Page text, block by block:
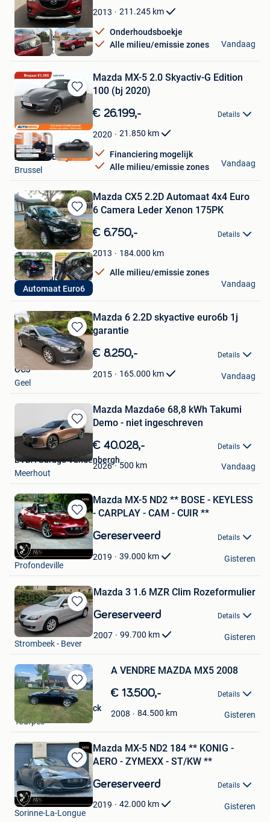
2013 211.245 km
Onderhoudsboekje
Alle milieu/emissie zones
Karim Cars bv
Herk-De-Stad
Vandaag
Bewaren
in
Favorieten
Mazda MX-5 2.0 Skyactiv-G Edition
100 (bj 2020)
€ 26.199,- Details
2020 21.850 km
Financiering mogelijk
Alle milieu/emissie zones
Autohero België
Brussel
Vandaag
Bewaren
in
Mijn
Favorieten
Automaat Euro6
Mazda CX5 2.2D Automaat 4x4 Euro
6 Camera Leder Xenon 175PK
€ 6.750,- Details
2013 184.000 km
Alle milieu/emissie zones
Unique Cars Official.
Duffel
Vandaag
Bewaren
in
Mijn
Favorieten
Mazda 6 2.2D skyactive euro6b 1j
garantie
€ 8.250,- Details
2015 165.000 km
OCJ
Geel
Vandaag
Bewaren
in
Favorieten
Mazda Mazda6e 68,8 kWh Takumi
Demo - niet ingeschreven
€ 40.028,- Details
2026 500 km
BVBA Garage Vandenbergh
Meerhout
Vandaag
Bewaren
in
Mijn
Favorieten
Mazda MX-5 ND2 ** BOSE - KEYLESS
- CARPLAY - CAM - CUIR **
Gereserveerd Details
2019 39.000 km
JWS Automotive
Profondeville
Gisteren
Bewaren
in
Favorieten
Mazda 3 1.6 MZR Clim Rozeformulier
Gereserveerd Details
2007 99.700 km
Arthur
Strombeek - Bever
Gisteren
Bewaren
in
Mijn
Favorieten
A VENDRE MAZDA MX5 2008
€ 13.500,- Details
2008 84.500 km
vandennieuwenbroeck
Tourpes
Gisteren
Bewaren
in
Mijn
Favorieten
Mazda MX-5 ND2 184 ** KONIG -
AERO - ZYMEXX - ST/KW **
Gereserveerd Details
2019 42.000 km
JWS Automotive
Sorinne-La-Longue
Gisteren